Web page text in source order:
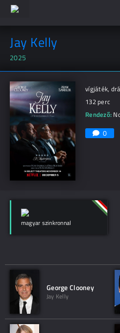
Jay Kelly
2025
vígjáték,
132 perc
Rendező:
0
magyar szinkronnal
George Clooney
Jay Kelly